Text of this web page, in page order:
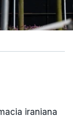
iraniana